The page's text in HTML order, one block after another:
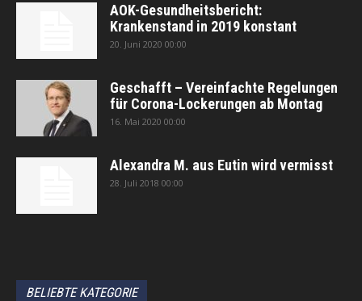
AOK-Gesundheitsbericht:
Krankenstand in 2019 konstant
20. Juni 2020 00:00
Geschafft – Vereinfachte Regelungen
für Corona-Lockerungen ab Montag
16. Mai 2020 00:00
Alexandra M. aus Eutin wird vermisst
28. Juli 2018 00:00
BELIEBTE KATEGORIE